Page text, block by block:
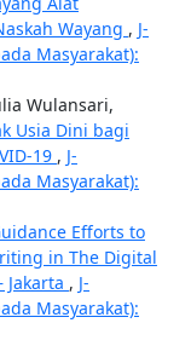
Wayang , J-
Masyarakat):
Wulansari,
Usia Dini bagi
19 , J-
Masyarakat):
Efforts to
in The Digital
, J-
Masyarakat):